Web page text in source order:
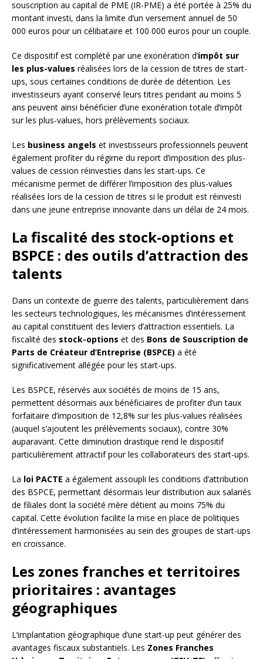
souscription au capital de PME (IR-PME) a été portée à 25% du
montant investi, dans la limite d’un versement annuel de 50
000 euros pour un célibataire et 100 000 euros pour un couple.
Ce dispositif est complété par une exonération d’impôt sur
les plus-values réalisées lors de la cession de titres de start-
ups, sous certaines conditions de durée de détention. Les
investisseurs ayant conservé leurs titres pendant au moins 5
ans peuvent ainsi bénéficier d’une exonération totale d’impôt
sur les plus-values, hors prélèvements sociaux.
Les business angels et investisseurs professionnels peuvent
également profiter du régime du report d’imposition des plus-
values de cession réinvesties dans les start-ups. Ce
mécanisme permet de différer l’imposition des plus-values
réalisées lors de la cession de titres si le produit est réinvesti
dans une jeune entreprise innovante dans un délai de 24 mois.
La fiscalité des stock-options et
BSPCE : des outils d’attraction des
talents
Dans un contexte de guerre des talents, particulièrement dans
les secteurs technologiques, les mécanismes d’intéressement
au capital constituent des leviers d’attraction essentiels. La
fiscalité des stock-options et des Bons de Souscription de
Parts de Créateur d’Entreprise (BSPCE) a été
significativement allégée pour les start-ups.
Les BSPCE, réservés aux sociétés de moins de 15 ans,
permettent désormais aux bénéficiaires de profiter d’un taux
forfaitaire d’imposition de 12,8% sur les plus-values réalisées
(auquel s’ajoutent les prélèvements sociaux), contre 30%
auparavant. Cette diminution drastique rend le dispositif
particulièrement attractif pour les collaborateurs des start-ups.
La loi PACTE a également assoupli les conditions d’attribution
des BSPCE, permettant désormais leur distribution aux salariés
de filiales dont la société mère détient au moins 75% du
capital. Cette évolution facilite la mise en place de politiques
d’intéressement harmonisées au sein des groupes de start-ups
en croissance.
Les zones franches et territoires
prioritaires : avantages
géographiques
L’implantation géographique d’une start-up peut générer des
avantages fiscaux substantiels. Les Zones Franches